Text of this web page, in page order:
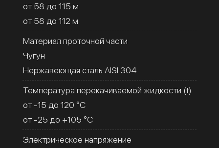
от 58 до 115 м
от 58 до 112 м
Материал проточной части
Чугун
Нержавеющая сталь AISI 304
Температура перекачиваемой жидкости (t)
от -15 до 120 °C
от -25 до +105 °C
Электрическое напряжение